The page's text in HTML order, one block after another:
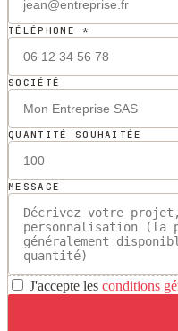
TÉLÉPHONE *
SOCIÉTÉ
QUANTITÉ SOUHAITÉE
MESSAGE
J'accepte les conditions